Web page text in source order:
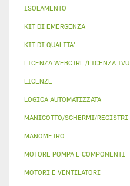
ISOLAMENTO
KIT DI EMERGENZA
KIT DI QUALITA'
LICENZA WEBCTRL /LICENZA IVU
LICENZE
LOGICA AUTOMATIZZATA
MANICOTTO/SCHERMI/REGISTRI
MANOMETRO
MOTORE POMPA E COMPONENTI
MOTORI E VENTILATORI